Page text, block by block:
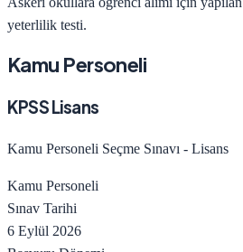
yeterlilik testi.
Kamu Personeli
KPSS Lisans
Kamu Personeli Seçme Sınavı - Lisans
Kamu Personeli
Sınav Tarihi
6 Eylül 2026